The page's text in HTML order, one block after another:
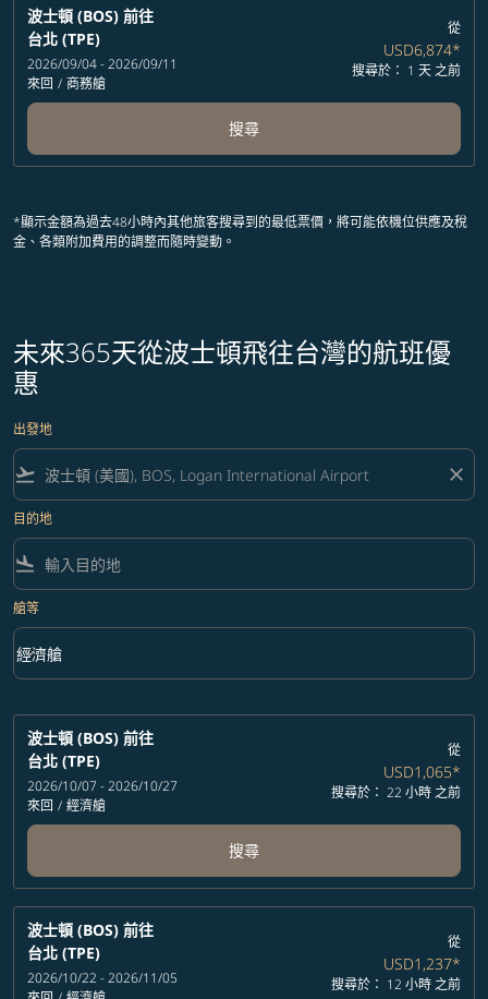
波士頓 (BOS) 前往
台北 (TPE)
2026/09/04 - 2026/09/11
來回 / 商務艙
從
USD6,874*
搜尋於： 1 天 之前
搜尋
*顯示金額為過去48小時內其他旅客搜尋到的最低票價，將可能依機位供應及稅
金、各類附加費用的調整而隨時變動。
未來365天從波士頓飛往台灣的航班優
惠
出發地
flight_takeoff close
目的地
flight_land
艙等
艙等 option 經濟艙 Selected
經濟艙
keyboard_arrow_down
波士頓 (BOS) 前往
台北 (TPE)
2026/10/07 - 2026/10/27
來回 / 經濟艙
從
USD1,065*
搜尋於： 22 小時 之前
搜尋
波士頓 (BOS) 前往
台北 (TPE)
2026/10/22 - 2026/11/05
從
USD1,237*
搜尋於： 12 小時 之前